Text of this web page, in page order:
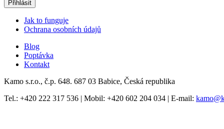
Jak to funguje
Ochrana osobních údajů
Blog
Poptávka
Kontakt
Kamo s.r.o., č.p. 648. 687 03 Babice, Česká republika
Tel.: +420 222 317 536 | Mobil: +420 602 204 034 | E-mail: